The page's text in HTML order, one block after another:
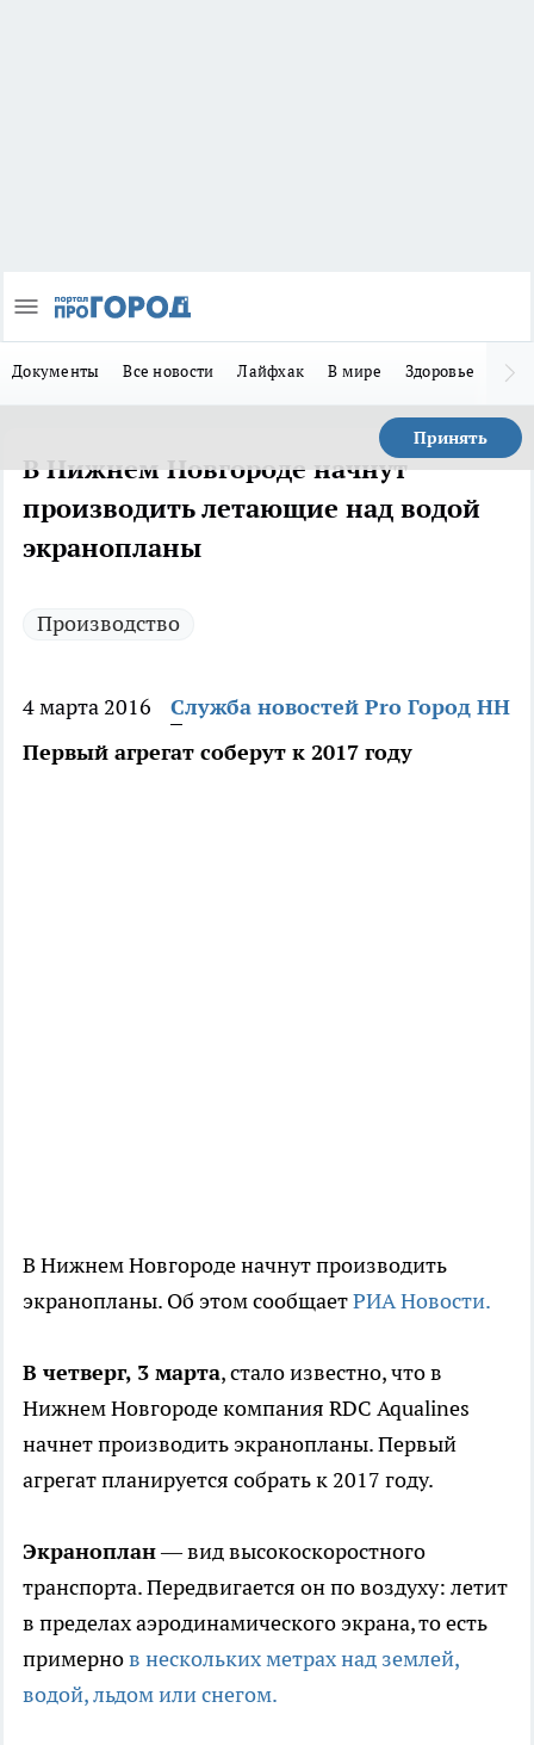
Документы Все новости Лайфхак В мире Здоровье
Принять
В Нижнем Новгороде начнут
производить летающие над водой
экранопланы
Производство
4 марта 2016
Служба новостей Pro Город НН
Первый агрегат соберут к 2017 году
В Нижнем Новгороде начнут производить
экранопланы. Об этом сообщаетРИА Новости.
В четверг, 3 марта, стало известно, что в
Нижнем Новгороде компания RDC Aqualines
начнет производить экранопланы. Первый
агрегат планируется собрать к 2017 году.
Экраноплан— вид высокоскоростного
транспорта. Передвигается он по воздуху: летит
в пределах аэродинамического экрана, то есть
примернов нескольких метрах над землей,
водой, льдом или снегом.